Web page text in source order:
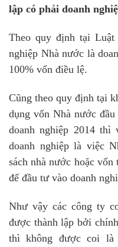
lập có phải doanh
Theo quy định tại Luật
nghiệp Nhà nước là
100% vốn điều lệ.
Cũng theo quy định tại
dụng vốn Nhà nước
doanh nghiệp 2014
doanh nghiệp là việc
sách nhà nước hoặc
để đầu tư vào doanh
Như vậy các công ty
được thành lập bởi
thì không được coi là